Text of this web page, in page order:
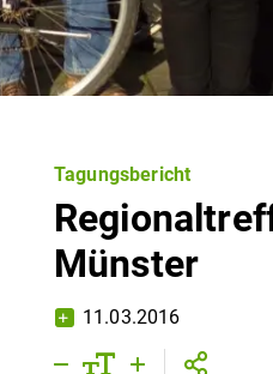
Tagungsbericht
Münster
11.03.2016